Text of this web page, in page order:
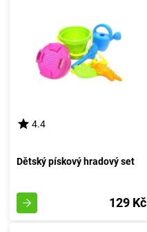
4.4
Dětský pískový hradový set
129 Kč